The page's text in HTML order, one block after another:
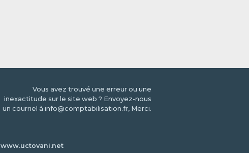
Vous avez trouvé une erreur ou une
inexactitude sur le site web ? Envoyez-nous
un courriel à info@comptabilisation.fr, Merci.
www.uctovani.net